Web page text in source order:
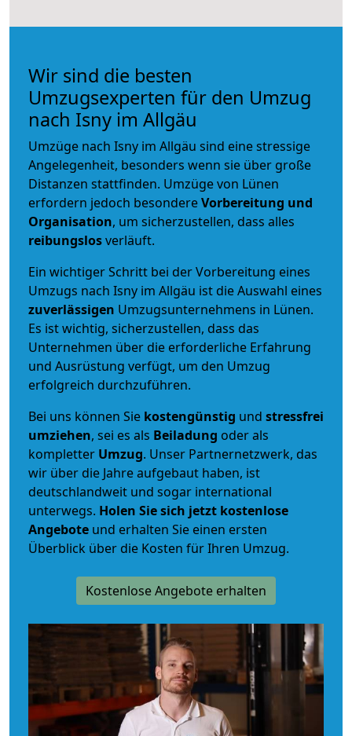
Wir sind die besten
Umzugsexperten für den Umzug
nach Isny im Allgäu
Umzüge nach Isny im Allgäu sind eine stressige
Angelegenheit, besonders wenn sie über große
Distanzen stattfinden. Umzüge von Lünen
erfordern jedoch besondereVorbereitung und
Organisation, um sicherzustellen, dass alles
reibungslosverläuft.
Ein wichtiger Schritt bei der Vorbereitung eines
Umzugs nach Isny im Allgäu ist die Auswahl eines
zuverlässigen Umzugsunternehmens in Lünen.
Es ist wichtig, sicherzustellen, dass das
Unternehmen über die erforderliche Erfahrung
und Ausrüstung verfügt, um den Umzug
erfolgreich durchzuführen.
Bei uns können Sie kostengünstig und stressfrei
umziehen, sei es als Beiladung oder als
kompletter Umzug. Unser Partnernetzwerk, das
wir über die Jahre aufgebaut haben, ist
deutschlandweit und sogar international
unterwegs. Holen Sie sich jetzt kostenlose
Angebote und erhalten Sie einen ersten
Überblick über die Kosten für Ihren Umzug.
Kostenlose Angebote erhalten